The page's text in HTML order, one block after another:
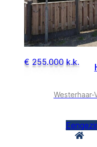
€ 255.000 k.k.